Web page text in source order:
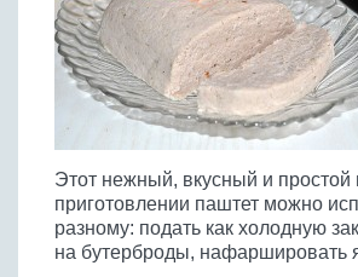
Этот нежный, вкусный и простой
приготовлении паштет можно
разному: подать как холодную
на бутерброды, нафаршировать